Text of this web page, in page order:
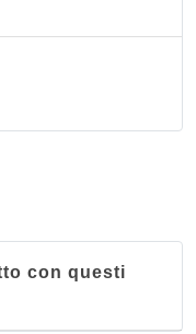
con questi